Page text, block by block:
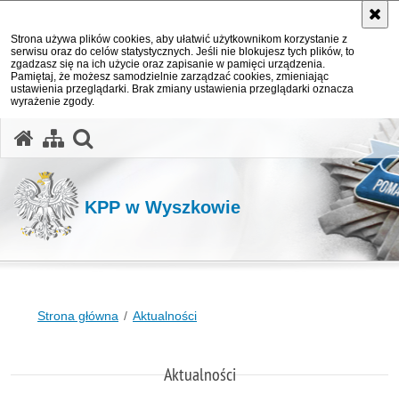
Strona używa plików cookies, aby ułatwić użytkownikom korzystanie z
serwisu oraz do celów statystycznych. Jeśli nie blokujesz tych plików, to
zgadzasz się na ich użycie oraz zapisanie w pamięci urządzenia.
Pamiętaj, że możesz samodzielnie zarządzać cookies, zmieniając
ustawienia przeglądarki. Brak zmiany ustawienia przeglądarki oznacza
wyrażenie zgody.
KPP w Wyszkowie
Strona główna Aktualności
Aktualności